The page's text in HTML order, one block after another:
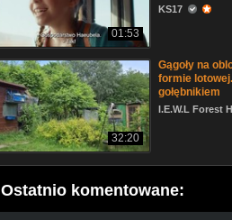
01:53
KS17
32:20
Gągoły na
formie
gołębnikiem
I.E.W.L Forest
Ostatnio komentowane: